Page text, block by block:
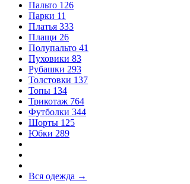
Пальто 126
Парки 11
Платья 333
Плащи 26
Полупальто 41
Пуховики 83
Рубашки 293
Толстовки 137
Топы 134
Трикотаж 764
Футболки 344
Шорты 125
Юбки 289
Вся одежда →